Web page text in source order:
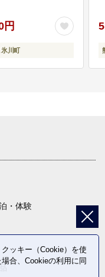
円
氷川町
・体験
ッキー（Cookie）を使
合、Cookieの利用に同